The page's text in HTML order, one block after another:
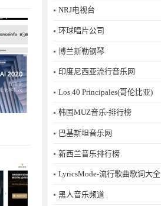
NRJ电视台
环球唱片公司
博兰斯勒钢琴
印度尼西亚流行音乐网
Los 40 Principales(哥伦比亚)
韩国MUZ音乐-排行榜
巴基斯坦音乐网
新西兰音乐排行榜
LyricsMode-流行歌曲歌词大全
黑人音乐频道